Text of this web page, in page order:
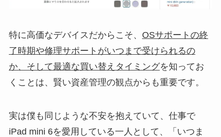
特に高価なデバイスだからこそ、 OSサポートの終
了時期や修理サポートがいつまで受けられるの
か、そして最適な買い替えタイミングを知ってお
くことは、賢い資産管理の観点からも重要です。
実は僕も同じような不安を抱えていて、仕事で
iPad mini 6を愛用している一人として、「いつま